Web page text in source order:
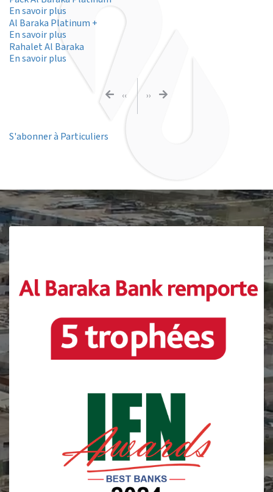
Lady
En savoir plus
Pack
Al
Platinum
Al Baraka Platinum +
En savoir plus
Al
Baraka
Platinum
Rahalet Al Baraka
En savoir plus sur
Rahalet
Baraka
PAGE
‹‹ PAGE
››
S'abonner à Particuliers